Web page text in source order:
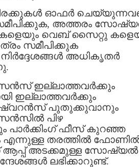
ഓഫർ
അത്തരം
വെബ് സൈറ്റു
സമീപിക്കുക
അധികൃതര്‍
ഇല്ലാത്തവർക്കും
ഇല്ലാത്തവർക്കും
പുതുക്കുവാനും
പിഴ
പാർക്കിംഗ് ഫീസ് കുറഞ്ഞ
എന്നുള്ള തരത്തിൽ
ആപ്പ് അടക്കമുള്ള സോഷ്യൽ
ലഭിക്കാറുണ്ട്.